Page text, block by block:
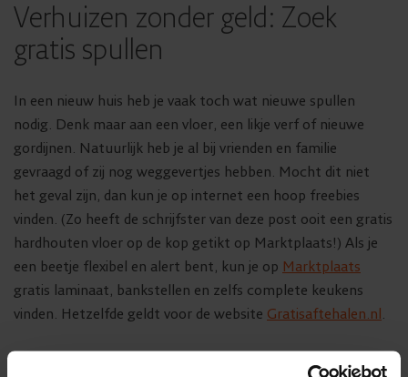
Verhuizen zonder geld: Zoek
gratis spullen
In een nieuw huis heb je vaak toch wat nieuwe spullen
nodig. Denk maar aan een vloer, een likje verf of nieuwe
gordijnen. Natuurlijk heb je al bij vrienden en familie
gevraagd of zij nog weggevertjes hebben. Mocht dit niet
het geval zijn, dan kun je op internet een hoop freebies
vinden. (Zo heeft de schrijfster van deze post ooit een gratis
hardhouten vloer op de kop getikt op Marktplaats!) Als je
een beetje flexibel en alert bent, kun je op Marktplaats
gratis laminaat, bankstellen en zelfs complete keukens
vinden. Hetzelfde geldt voor de website Gratisaftehalen.nl.
Je kunt ook offline zoeken: verspreid door Nederland